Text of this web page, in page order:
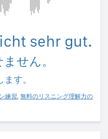
sehr gut.
せん。
す。
練習, 無料のリスニング理解力の